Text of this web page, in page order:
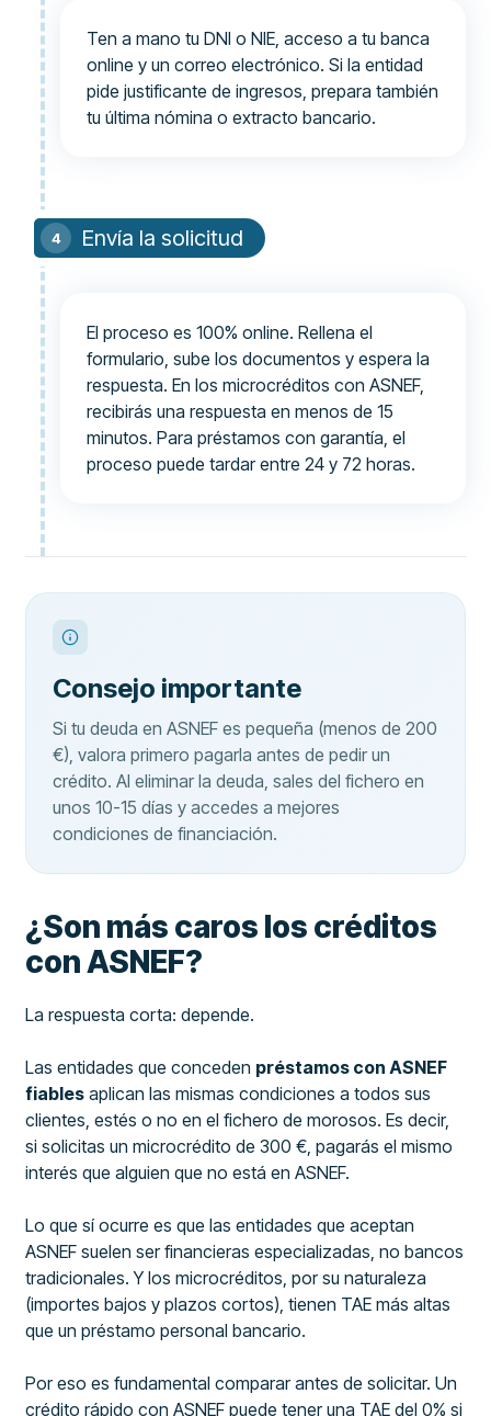
Ten a mano tu DNI o NIE, acceso a tu banca
online y un correo electrónico. Si la entidad
pide justificante de ingresos, prepara también
tu última nómina o extracto bancario.
Envía la solicitud
El proceso es 100% online. Rellena el
formulario, sube los documentos y espera la
respuesta. En los microcréditos con ASNEF,
recibirás una respuesta en menos de 15
minutos. Para préstamos con garantía, el
proceso puede tardar entre 24 y 72 horas.
Consejo importante
Si tu deuda en ASNEF es pequeña (menos de 200
€), valora primero pagarla antes de pedir un
crédito. Al eliminar la deuda, sales del fichero en
unos 10-15 días y accedes a mejores
condiciones de financiación.
¿Son más caros los créditos
con ASNEF?
La respuesta corta: depende.
Las entidades que conceden préstamos con ASNEF
fiables aplican las mismas condiciones a todos sus
clientes, estés o no en el fichero de morosos. Es decir,
si solicitas un microcrédito de 300 €, pagarás el mismo
interés que alguien que no está en ASNEF.
Lo que sí ocurre es que las entidades que aceptan
ASNEF suelen ser financieras especializadas, no bancos
tradicionales. Y los microcréditos, por su naturaleza
(importes bajos y plazos cortos), tienen TAE más altas
que un préstamo personal bancario.
Por eso es fundamental comparar antes de solicitar. Un
crédito rápido con ASNEF puede tener una TAE del 0% si